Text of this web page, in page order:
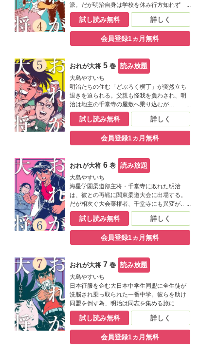
派。だが明治自身は学校を休み行方知れず
に…
試し読み無料 詳しく
会員登録1ヵ月無料
おれが大将5巻 読み放題
大島やすいち
明治たちの住む「どぶろく横丁」が突然立ち
退きを迫られる。父親も怪我を負わされ、明
治は地主の千堂寺の屋敷へ乗り込むが…
試し読み無料 詳しく
会員登録1ヵ月無料
おれが大将6巻 読み放題
大島やすいち
海星学園柔道部主将・千堂寺に敗れた明治
は、彼との再戦に関東柔道大会に出場する。
だが相次ぐ大会棄権者、千堂寺にも異変が…
試し読み無料 詳しく
会員登録1ヵ月無料
おれが大将7巻 読み放題
大島やすいち
日本征服を企む大日本中学生同盟に全生徒が
洗脳され乗っ取られた一番中学。彼らを助け
同盟を倒す為、明治は同志を集める旅に…
試し読み無料 詳しく
会員登録1ヵ月無料